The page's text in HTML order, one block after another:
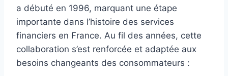
a débuté en 1996, marquant une étape
importante dans l’histoire des services
financiers en France. Au fil des années, cette
collaboration s’est renforcée et adaptée aux
besoins changeants des consommateurs :